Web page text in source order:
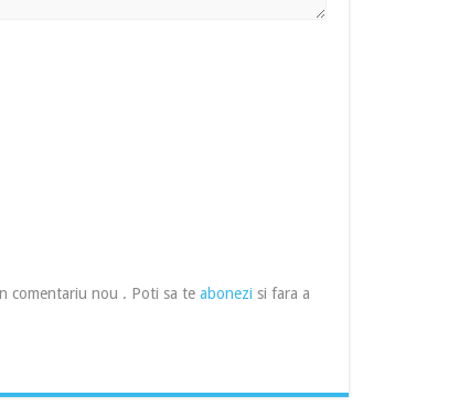
comentariu nou . Poti sa te abonezi si fara a